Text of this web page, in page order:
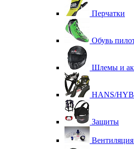
Перчатки
Обувь
Шлемы и
HANS/
Защиты